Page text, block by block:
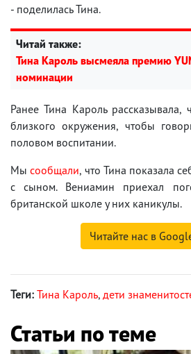
- поделилась Тина.
Читай также:
Тина Кароль высмеяла премию
номинации
Ранее Тина Кароль
близкого окружения, чтобы
половом воспитании.
Мысообщали, что Тина показала
с сыном. Вениамин приехал
британской школе у них каникулы.
Читайте нас в
Теги: Тина Кароль, дети
Статьи по теме